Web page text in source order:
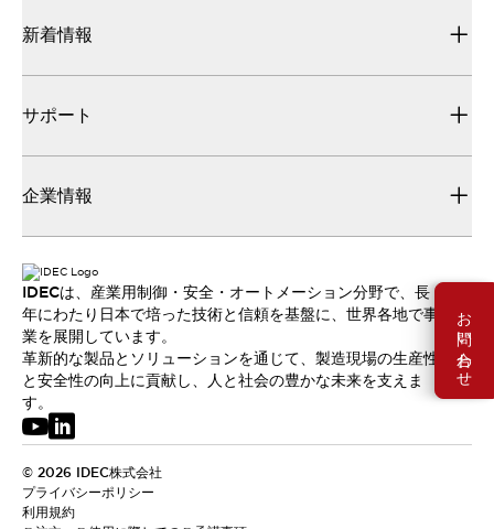
お問い合わせ
新着情報
サポート
企業情報
IDECは、産業用制御・安全・オートメーション分野で、長
年にわたり日本で培った技術と信頼を基盤に、世界各地で事
業を展開しています。
革新的な製品とソリューションを通じて、製造現場の生産性
と安全性の向上に貢献し、人と社会の豊かな未来を支えま
す。
© 2026 IDEC株式会社
プライバシーポリシー
利用規約